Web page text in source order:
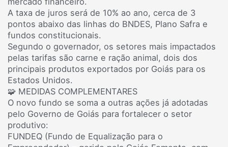
A taxa de juros será de 10% ao ano, cerca de 3
pontos abaixo das linhas do BNDES, Plano Safra e
fundos constitucionais.
Segundo o governador, os setores mais impactados
pelas tarifas são carne e ração animal, dois dos
principais produtos exportados por Goiás para os
Estados Unidos.
🧩 MEDIDAS COMPLEMENTARES
O novo fundo se soma a outras ações já adotadas
pelo Governo de Goiás para fortalecer o setor
produtivo:
FUNDEQ (Fundo de Equalização para o